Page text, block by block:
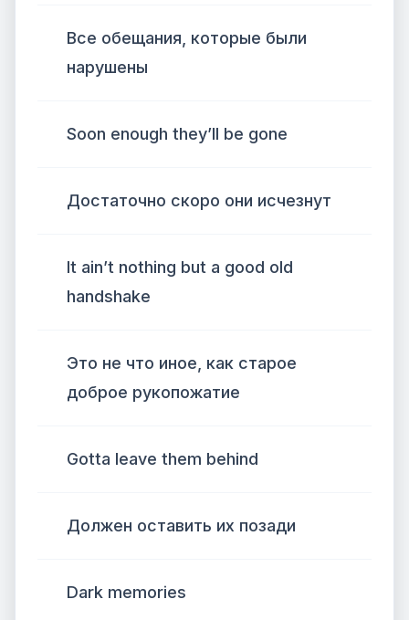
Все обещания, которые были
нарушены
Soon enough they’ll be gone
Достаточно скоро они исчезнут
It ain’t nothing but a good old
handshake
Это не что иное, как старое
доброе рукопожатие
Gotta leave them behind
Должен оставить их позади
Dark memories